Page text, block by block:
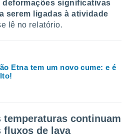
deformações significativas
serem ligadas à atividade
lê no relatório.
Etna tem um novo cume: e é
temperaturas continuam
fluxos de lava